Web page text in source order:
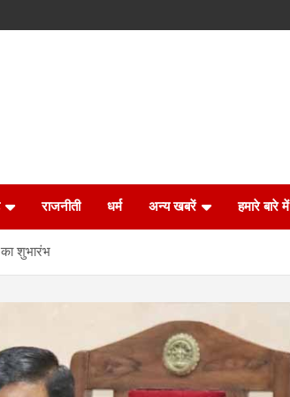
राजनीती धर्म अन्य खबरें हमारे बारे में
शुभारंभ